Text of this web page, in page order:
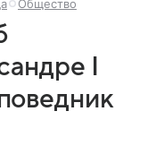
Общество
I